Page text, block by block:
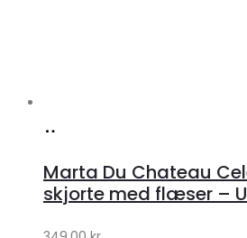
Klædeskabet.dk
Marta Du Chateau
skjorte med flæser –